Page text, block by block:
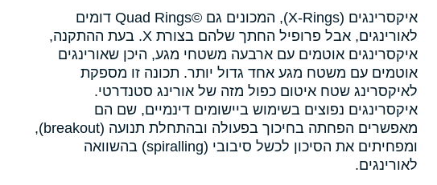
איקסרינגים (X-Rings), המכונים גם Quad Rings©‎ דומים
לאורינגים, אבל פרופיל החתך שלהם בצורת X. בעת ההתקנה,
איקסרינגים אוטמים עם ארבעה משטחי מגע, היכן שאורינגים
אוטמים עם משטח מגע אחד גדול יותר. תכונה זו מספקת
לאיקסרינג שטח איטום כפול מזה של אורינג סטנדרטי.
איקסרינגים נפוצים בשימוש ביישומים דינמיים, שם הם
מאפשרים הפחתה בחיכוך בפעולה ובהתחלת תנועה (breakout),
ומפחיתים את הסיכון לכשל סיבובי (spiralling) בהשוואה
לאורינגים.